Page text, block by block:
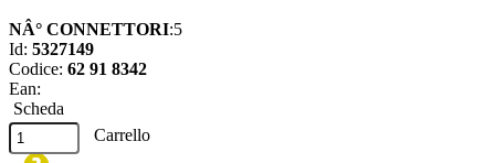
NÂ° CONNETTORI:5
Id: 5327149
Codice: 62 91 8342
Ean:
Scheda
Carrello